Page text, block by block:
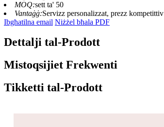
MOQ:sett ta' 50
Vantaġġ:Servizz personalizzat, prezz kompetittiv
Ibgħatilna email Niżżel bħala PDF
Dettalji tal-Prodott
Mistoqsijiet Frekwenti
Tikketti tal-Prodott